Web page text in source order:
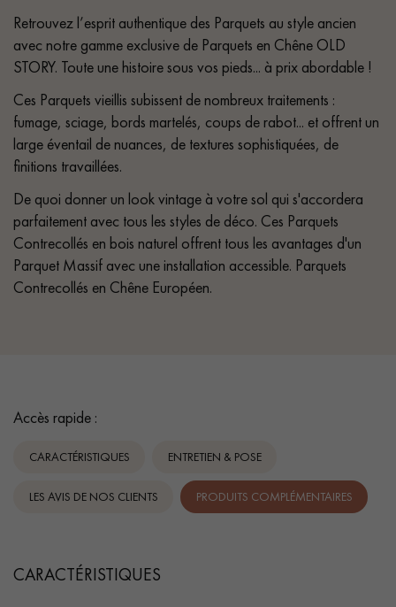
Retrouvez l’esprit authentique des Parquets au style ancien
avec notre gamme exclusive de Parquets en Chêne OLD
STORY. Toute une histoire sous vos pieds... à prix abordable !
Ces Parquets vieillis subissent de nombreux traitements :
fumage, sciage, bords martelés, coups de rabot... et offrent un
large éventail de nuances, de textures sophistiquées, de
finitions travaillées.
De quoi donner un look vintage à votre sol qui s'accordera
parfaitement avec tous les styles de déco. Ces Parquets
Contrecollés en bois naturel offrent tous les avantages d'un
Parquet Massif avec une installation accessible. Parquets
Contrecollés en Chêne Européen.
Accès rapide :
CARACTÉRISTIQUES ENTRETIEN & POSE
LES AVIS DE NOS CLIENTS PRODUITS COMPLÉMENTAIRES
CARACTÉRISTIQUES